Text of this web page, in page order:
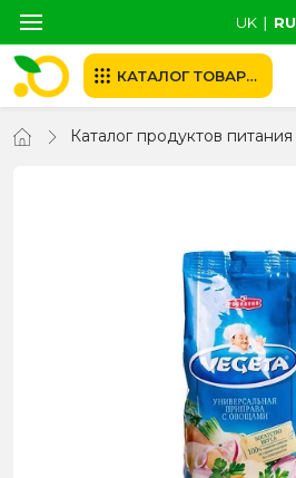
UK ∣ RU
КАТАЛОГ ТОВАРОВ
Каталог продуктов питания